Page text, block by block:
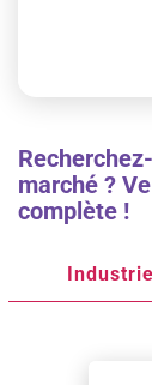
marché ?
complète !